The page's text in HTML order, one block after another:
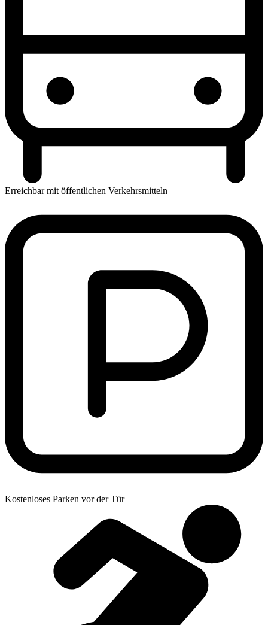
Erreichbar mit öffentlichen Verkehrsmitteln
Kostenloses Parken vor der Tür